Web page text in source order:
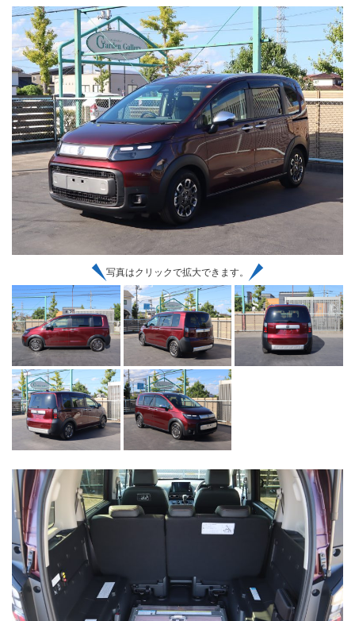
写真はクリックで拡大できます。